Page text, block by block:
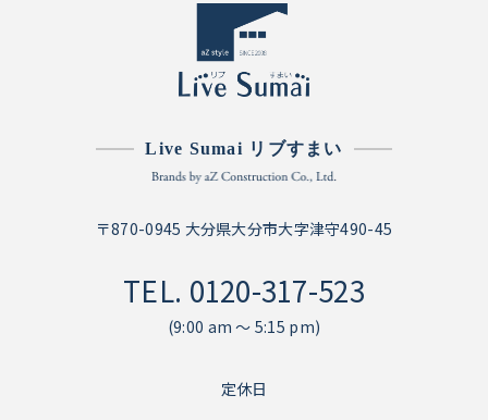
Live Sumai リブすまい
〒870-0945 大分県大分市大字津守490-45
TEL. 0120-317-523
(9:00 am ～ 5:15 pm)
定休日